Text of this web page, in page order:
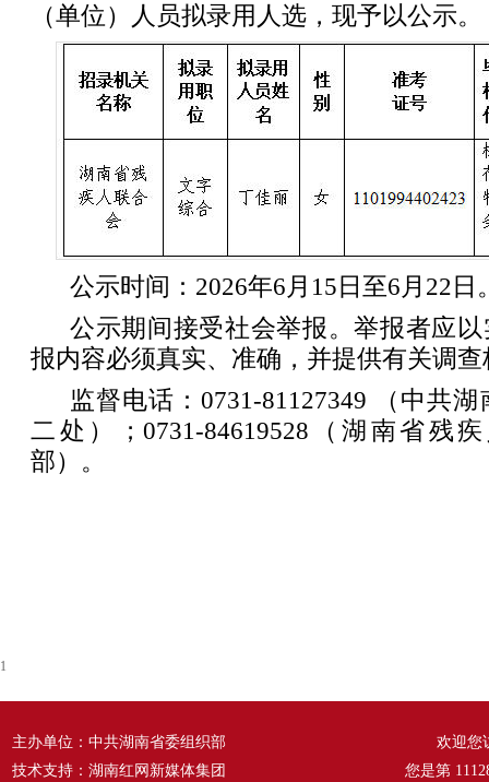
（单位）人员拟录用人选，现予以公示。
公示时间：2026年6月15日至6月22日
公示期间接受社会举报。举报者应
报内容必须真实、准确，并提供有关调
监督电话：0731-81127349 （中共
二处）；0731-84619528（湖南省残
部）。
1
主办单位：中共湖南省委组织部
技术支持：湖南红网新媒体集团
欢迎您
您是第